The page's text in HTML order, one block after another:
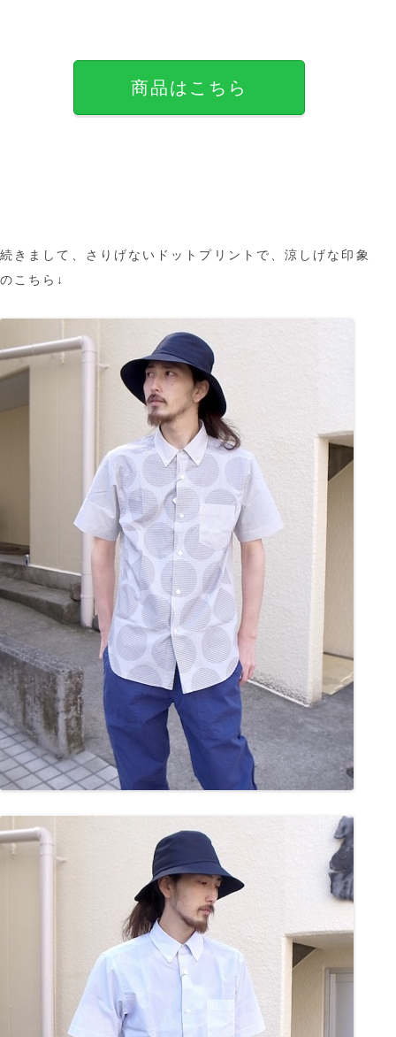
商品はこちら
続きまして、さりげないドットプリントで、涼しげな印象
のこちら↓